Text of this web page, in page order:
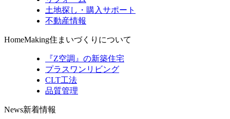
土地探し・購入サポート
不動産情報
HomeMaking住まいづくりについて
『Z空調』の新築住宅
プラスワンリビング
CLT工法
品質管理
News新着情報